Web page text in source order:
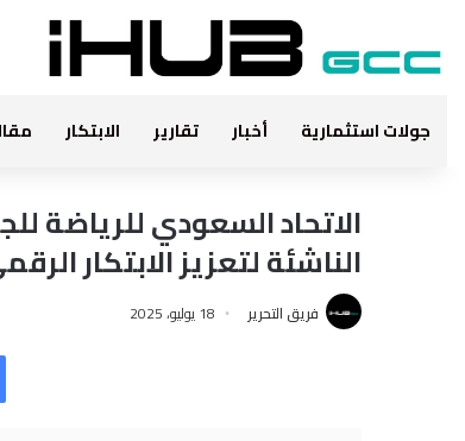
جولات استثمارية أخبار تقارير الابتكار
الناشئة لتعزيز الابتكار
فريق التحرير 18 يوليو، 2025